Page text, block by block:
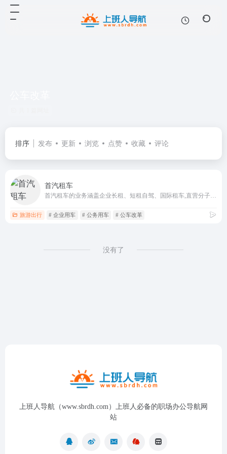
排序 发布 更新 浏览 点赞 收藏 评论
首汽租车
旅游出行 # 企业用车 # 公务用车 # 公车改革
没有了
上班人导航（www.sbrdh.com）上班人必备的职场办公导航网
站